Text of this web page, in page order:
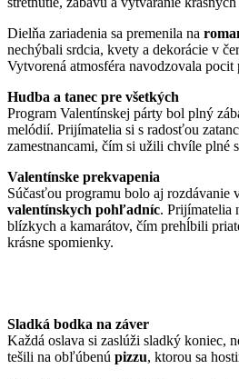
Dielňa zariadenia sa premenila na
nechýbali srdcia, kvety a dekorácie v
Vytvorená atmosféra navodzovala pocit
Hudba a tanec pre všetkých
Program Valentínskej párty bol plný
melódií. Prijímatelia si s radosťou
zamestnancami, čím si užili chvíle plné
Valentínske prekvapenia
Súčasťou programu bolo aj rozdávanie
valentínskych pohľadníc. Prijímatelia
blízkych a kamarátov, čím prehĺbili
krásne spomienky.
Sladká bodka na záver
Každá oslava si zaslúži sladký koniec,
tešili na obľúbenú pizzu, ktorou sa